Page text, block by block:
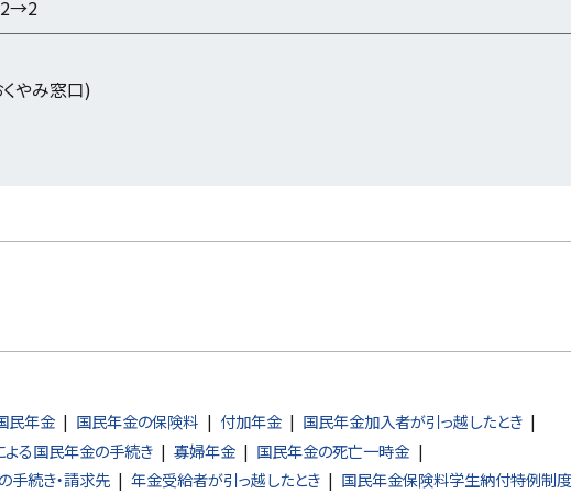
2→2
やみ窓口)
民年金 国民年金の保険料 付加年金
国民年金加入者が引っ越したとき
よる国民年金の手続き 寡婦年金
国民年金の死亡一時金
手続き・請求先 年金受給者が引っ越したとき 国民年金保険料学生納付特例制